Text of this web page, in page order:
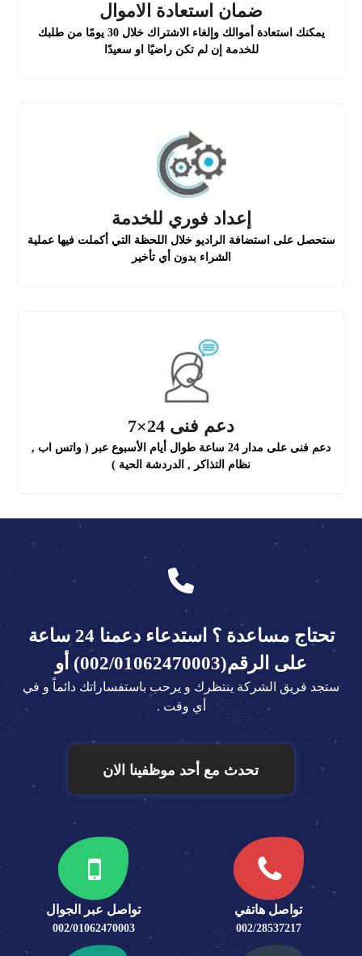
ضمان استعادة الاموال
يمكنك استعادة أموالك وإلغاء الاشتراك خلال 30 يومًا من طلبك
للخدمة إن لم تكن راضيًا او سعيدًا
إعداد فوري للخدمة
ستحصل على استضافة الراديو خلال اللحظة التي أكملت فيها عملية
الشراء بدون أي تأخير
دعم فنى 24×7
دعم فنى على مدار 24 ساعة طوال أيام الأسبوع عبر ( واتس اب ,
نظام التذاكر , الدردشة الحية )
تحتاج مساعدة ؟ استدعاء دعمنا 24 ساعة
على الرقم(002/01062470003) أو
ستجد فريق الشركة ينتظرك و يرحب باستفساراتك دائماً و في
أي وقت .
تحدث مع أحد موظفينا الان
تواصل هاتفي
002/28537217
تواصل عبر الجوال
002/01062470003